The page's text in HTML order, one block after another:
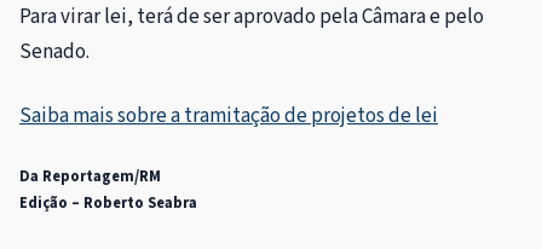
Para virar lei, terá de ser aprovado pela Câmara e pelo
Senado.
Saiba mais sobre a tramitação de projetos de lei
Da Reportagem/RM
Edição – Roberto Seabra